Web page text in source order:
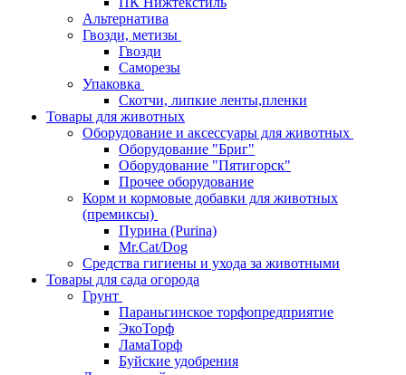
Альтернатива
Гвозди, метизы
Гвозди
Саморезы
Упаковка
Скотчи, липкие ленты,пленки
Товары для животных
Оборудование и аксессуары для животных
Оборудование "Бриг"
Оборудование "Пятигорск"
Прочее оборудование
Корм и кормовые добавки для животных
(премиксы)
Пурина (Purina)
Mr.Cat/Dog
Средства гигиены и ухода за животными
Товары для сада огорода
Грунт
Параньгинское торфопредприятие
ЭкоТорф
ЛамаТорф
Буйские удобрения